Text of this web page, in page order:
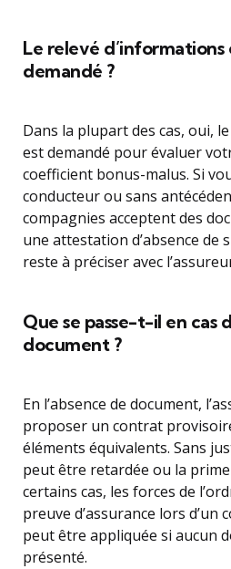
Le relevé
demandé ?
Dans la plupart des cas, oui,
est demandé pour évaluer
coefficient bonus-malus. Si
conducteur ou sans
compagnies acceptent des
une attestation d’absence de
reste à préciser avec
Que se passe-t-il en cas
document ?
En l’absence de document,
proposer un contrat
éléments équivalents. Sans
peut être retardée ou la
certains cas, les forces de
preuve d’assurance lors d’un
peut être appliquée si aucun
présenté.